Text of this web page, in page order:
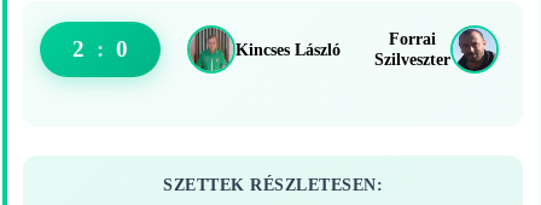
Kincses László
2 : 0
Forrai
Szilveszter
SZETTEK RÉSZLETESEN: